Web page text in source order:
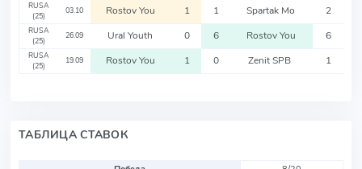
RUSA
(25)
03.10 Rostov You 1 1 Spartak Mo 2
RUSA
(25)
26.09 Ural Youth 0 6 Rostov You 6
RUSA
(25)
19.09 Rostov You 1 0 Zenit SPB 1
ТАБЛИЦА СТАВОК